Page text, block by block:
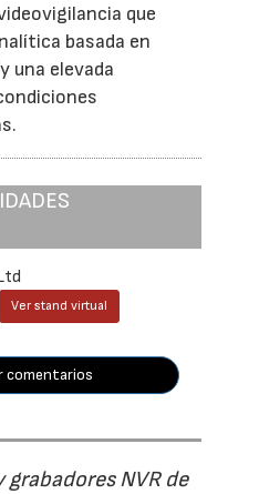
que
basada en
una elevada
Ver stand virtual
comentarios
grabadores NVR de